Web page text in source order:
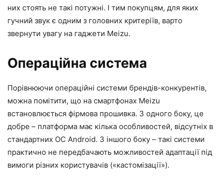
них стоять не такі потужні. І тим покупцям, для яких
гучний звук є одним з головних критеріїв, варто
звернути увагу на гаджети Meizu.
Операційна система
Порівнюючи операційні системи брендів-конкурентів,
можна помітити, що на смартфонах Meizu
встановлюється фірмова прошивка. З одного боку, це
добре – платформа має кілька особливостей, відсутніх в
стандартних ОС Android. З іншого боку – такі системи
практично не передбачають можливостей адаптації під
вимоги різних користувачів («кастомізації»).